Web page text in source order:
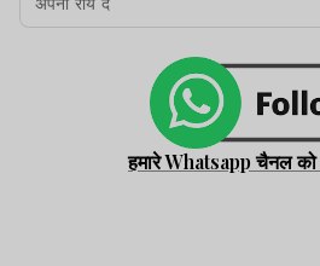
हमारे Whatsapp चैनल